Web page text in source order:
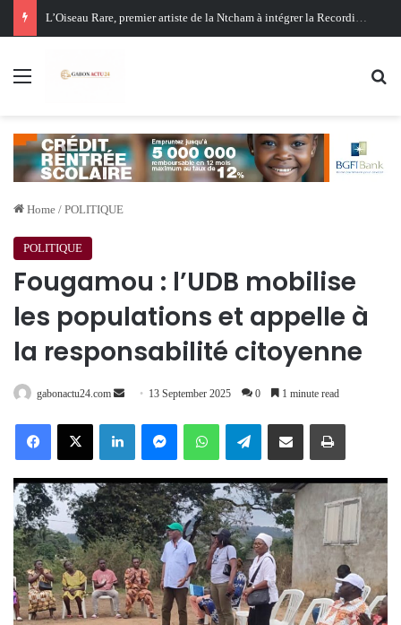
Oligui Nguema au Ghana : Libreville mise sur Accra pour renforcer sa stratégie diplomatique et économique
Menu
Home / POLITIQUE
POLITIQUE
Fougamou : l’UDB mobilise
les populations et appelle à
la responsabilité citoyenne
gabonactu24.com
Send 13 September 2025 0 1 minute read
FacebookX LinkedInMessengerWhatsAppTelegramShare via Email Print